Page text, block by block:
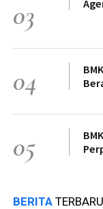
03
04
05
BERITA